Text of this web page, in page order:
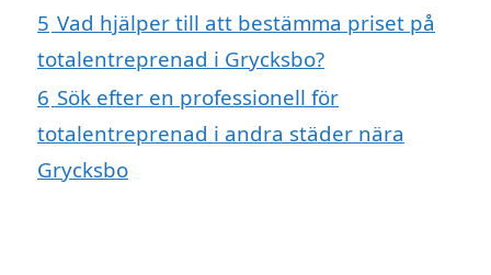
5 Vad hjälper till att bestämma priset på
totalentreprenad i Grycksbo?
6 Sök efter en professionell för
totalentreprenad i andra städer nära
Grycksbo